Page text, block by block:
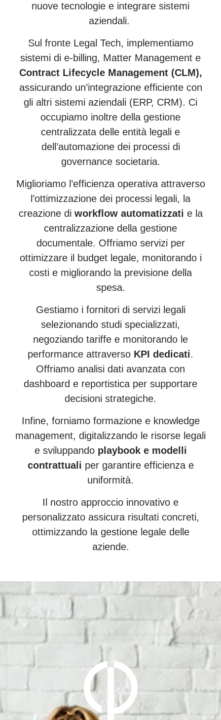
nuove tecnologie e integrare sistemi
aziendali.
Sul fronte Legal Tech, implementiamo
sistemi di e-billing, Matter Management e
Contract Lifecycle Management (CLM),
assicurando un’integrazione efficiente con
gli altri sistemi aziendali (ERP, CRM). Ci
occupiamo inoltre della gestione
centralizzata delle entità legali e
dell’automazione dei processi di
governance societaria.
Miglioriamo l’efficienza operativa attraverso
l’ottimizzazione dei processi legali, la
creazione di workflow automatizzati e la
centralizzazione della gestione
documentale. Offriamo servizi per
ottimizzare il budget legale, monitorando i
costi e migliorando la previsione della
spesa.
Gestiamo i fornitori di servizi legali
selezionando studi specializzati,
negoziando tariffe e monitorando le
performance attraverso KPI dedicati.
Offriamo analisi dati avanzata con
dashboard e reportistica per supportare
decisioni strategiche.
Infine, forniamo formazione e knowledge
management, digitalizzando le risorse legali
e sviluppando playbook e modelli
contrattuali per garantire efficienza e
uniformità.
Il nostro approccio innovativo e
personalizzato assicura risultati concreti,
ottimizzando la gestione legale delle
aziende.